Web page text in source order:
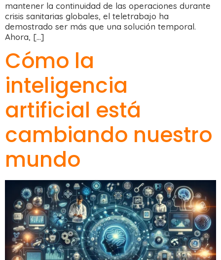
mantener la continuidad de las operaciones durante
crisis sanitarias globales, el teletrabajo ha
demostrado ser más que una solución temporal.
Ahora, […]
Cómo la
inteligencia
artificial está
cambiando nuestro
mundo